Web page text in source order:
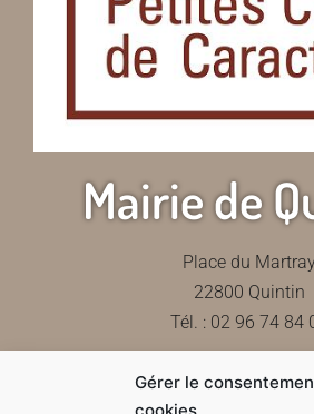
Gérer le
Mairie de
Place du
22800 Quintin
Tél. : 02 96 74 84
Contactez-nous